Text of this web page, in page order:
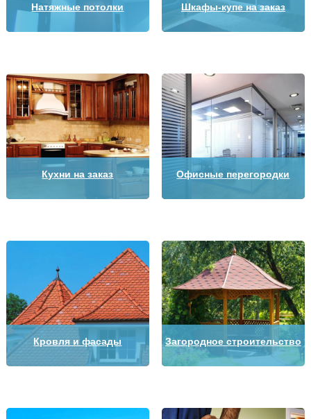
Натяжные потолки Шкафы-купе на заказ
Кухни на заказ Офисные перегородки
Кровля и фасады Загородное строительство